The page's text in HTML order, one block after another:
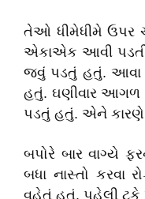
તેઓ ધીમેધીમે ઉપર
એકાએક આવી
જવું પડતું હતું. આવા
હતું. ઘણીવાર આગળ
પડતું હતું. એને કારણે
બપોરે બાર વાગ્યે
બધા નાસ્તો કરવા
વહેતું હતું. પહેલી ટૂકે